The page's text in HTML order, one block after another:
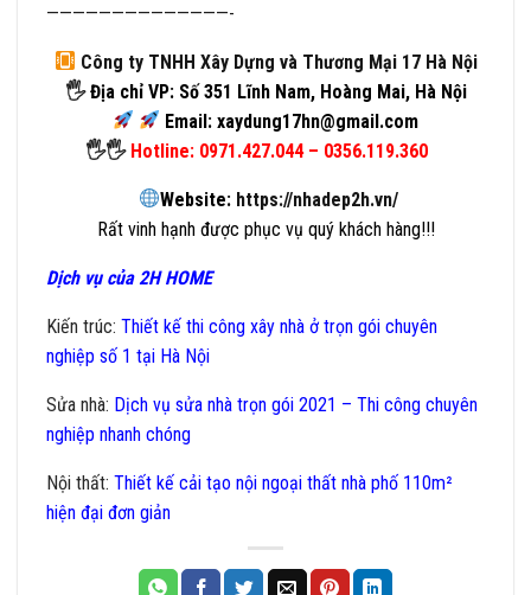
——————————————-
Công ty TNHH Xây Dựng và Thương Mại 17 Hà Nội
🖐Địa chỉ VP: Số 351 Lĩnh Nam, Hoàng Mai, Hà Nội
Email: xaydung17hn@gmail.com
🖐🖐 Hotline: 0971.427.044 – 0356.119.360
Website: https://nhadep2h.vn/
Rất vinh hạnh được phục vụ quý khách hàng!!!
Dịch vụ của 2H HOME
Kiến trúc: Thiết kế thi công xây nhà ở trọn gói chuyên
nghiệp số 1 tại Hà Nội
Sửa nhà: Dịch vụ sửa nhà trọn gói 2021 – Thi công chuyên
nghiệp nhanh chóng
Nội thất: Thiết kế cải tạo nội ngoại thất nhà phố 110m²
hiện đại đơn giản